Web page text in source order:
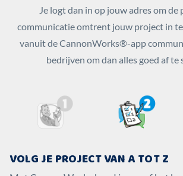
Je logt dan in op jouw adres om de
communicatie omtrent jouw project in
vanuit de CannonWorks®-app
bedrijven om dan alles goed af te
VOLG JE PROJECT VAN A TOT Z